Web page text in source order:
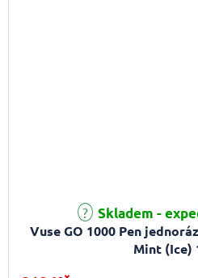
Vuse GO 1000 Pen
Mint (Ice)
Skladem -